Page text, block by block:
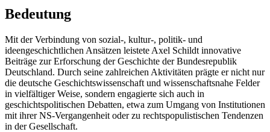
Bedeutung
Mit der Verbindung von sozial-, kultur-, politik- und
ideengeschichtlichen Ansätzen leistete Axel Schildt innovative
Beiträge zur Erforschung der Geschichte der Bundesrepublik
Deutschland. Durch seine zahlreichen Aktivitäten prägte er nicht nur
die deutsche Geschichtswissenschaft und wissenschaftsnahe Felder
in vielfältiger Weise, sondern engagierte sich auch in
geschichtspolitischen Debatten, etwa zum Umgang von Institutionen
mit ihrer NS-Vergangenheit oder zu rechtspopulistischen Tendenzen
in der Gesellschaft.